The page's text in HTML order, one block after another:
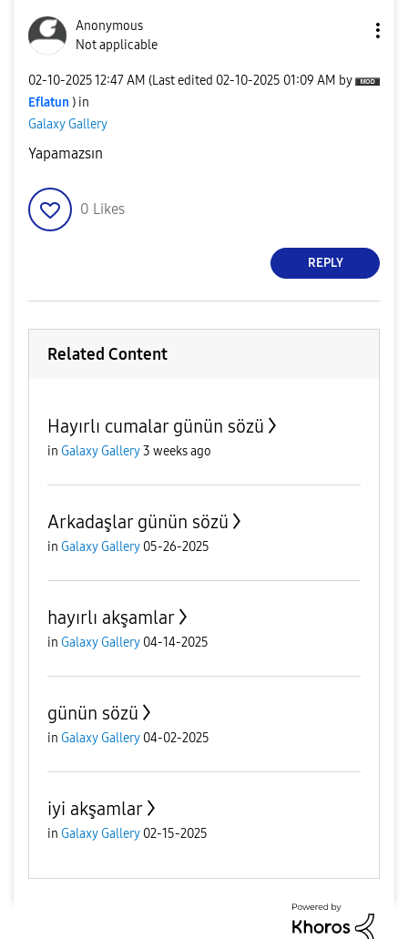
Anonymous
Not applicable
‎02-10-202512:47 AM (Last edited ‎02-10-2025 01:09 AM by
Eflatun ) in
Galaxy Gallery
Yapamazsın
0 Likes
REPLY
Related Content
Hayırlı cumalar günün sözü
in Galaxy Gallery3 weeks ago
Arkadaşlar günün sözü
in Galaxy Gallery 05-26-2025
hayırlı akşamlar
in Galaxy Gallery 04-14-2025
günün sözü
in Galaxy Gallery 04-02-2025
iyi akşamlar
in Galaxy Gallery 02-15-2025